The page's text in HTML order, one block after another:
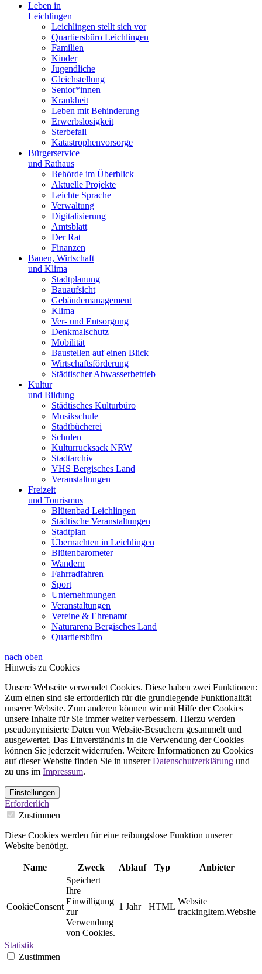
Leben in
Leichlingen
Leichlingen stellt sich vor
Quartiersbüro Leichlingen
Familien
Kinder
Jugendliche
Gleichstellung
Senior*innen
Krankheit
Leben mit Behinderung
Erwerbslosigkeit
Sterbefall
Katastrophenvorsorge
Bürgerservice
und Rathaus
Behörde im Überblick
Aktuelle Projekte
Leichte Sprache
Verwaltung
Digitalisierung
Amtsblatt
Der Rat
Finanzen
Bauen, Wirtschaft
und Klima
Stadtplanung
Bauaufsicht
Gebäudemanagement
Klima
Ver- und Entsorgung
Denkmalschutz
Mobilität
Baustellen auf einen Blick
Wirtschaftsförderung
Städtischer Abwasserbetrieb
Kultur
und Bildung
Städtisches Kulturbüro
Musikschule
Stadtbücherei
Schulen
Kulturrucksack NRW
Stadtarchiv
VHS Bergisches Land
Veranstaltungen
Freizeit
und Tourismus
Blütenbad Leichlingen
Städtische Veranstaltungen
Stadtplan
Übernachten in Leichlingen
Blütenbarometer
Wandern
Fahrradfahren
Sport
Unternehmungen
Veranstaltungen
Vereine & Ehrenamt
Naturarena Bergisches Land
Quartiersbüro
nach oben
Hinweis zu Cookies
Unsere Webseite verwendet Cookies. Diese haben zwei Funktionen:
Zum einen sind sie erforderlich für die grundlegende Funktionalität
unserer Website. Zum anderen können wir mit Hilfe der Cookies
unsere Inhalte für Sie immer weiter verbessern. Hierzu werden
pseudonymisierte Daten von Website-Besuchern gesammelt und
ausgewertet. Das Einverständnis in die Verwendung der Cookies
können Sie jederzeit widerrufen. Weitere Informationen zu Cookies
auf dieser Website finden Sie in unsererDatenschutzerklärung und
zu uns im Impressum.
Einstellungen
Erforderlich
Zustimmen
Diese Cookies werden für eine reibungslose Funktion unserer
Website benötigt.
Name Zweck Ablauf Typ Anbieter
CookieConsent
Speichert
Ihre
Einwilligung
zur
Verwendung
von Cookies.
1 Jahr HTML
Website
trackingItem.Website
Statistik
Zustimmen